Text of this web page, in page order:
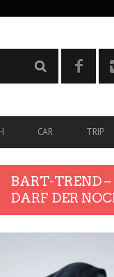
CAR TRIP
BART-TREND
DARF DER